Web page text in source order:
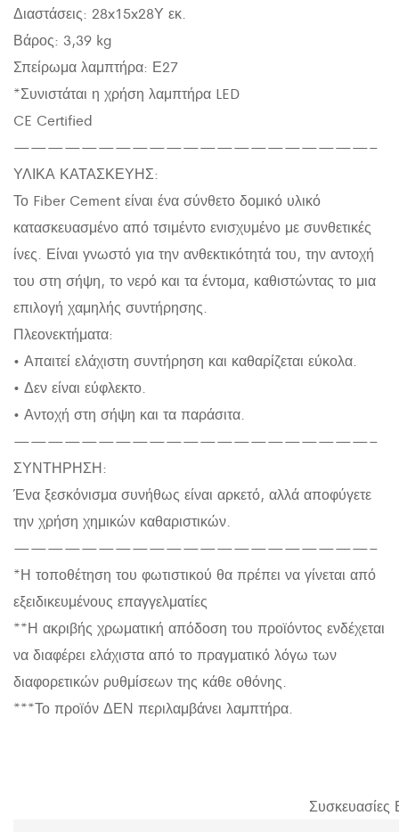
Διαστάσεις: 28x15x28Υ εκ.
Βάρος: 3,39 kg
Σπείρωμα λαμπτήρα: Ε27
*Συνιστάται η χρήση λαμπτήρα LED
CE Certified
—————————————————————–
ΥΛΙΚΑ ΚΑΤΑΣΚΕΥΗΣ:
Το Fiber Cement είναι ένα σύνθετο δομικό υλικό
κατασκευασμένο από τσιμέντο ενισχυμένο με συνθετικές
ίνες. Είναι γνωστό για την ανθεκτικότητά του, την αντοχή
του στη σήψη, το νερό και τα έντομα, καθιστώντας το μια
επιλογή χαμηλής συντήρησης.
Πλεονεκτήματα:
• Απαιτεί ελάχιστη συντήρηση και καθαρίζεται εύκολα.
• Δεν είναι εύφλεκτο.
• Αντοχή στη σήψη και τα παράσιτα.
—————————————————————–
ΣΥΝΤΗΡΗΣΗ:
Ένα ξεσκόνισμα συνήθως είναι αρκετό, αλλά αποφύγετε
την χρήση χημικών καθαριστικών.
—————————————————————–
*Η τοποθέτηση του φωτιστικού θα πρέπει να γίνεται από
εξειδικευμένους επαγγελματίες
**Η ακριβής χρωματική απόδοση του προϊόντος ενδέχεται
να διαφέρει ελάχιστα από το πραγματικό λόγω των
διαφορετικών ρυθμίσεων της κάθε οθόνης.
***Το προϊόν ΔΕΝ περιλαμβάνει λαμπτήρα.
Συσκευασίες